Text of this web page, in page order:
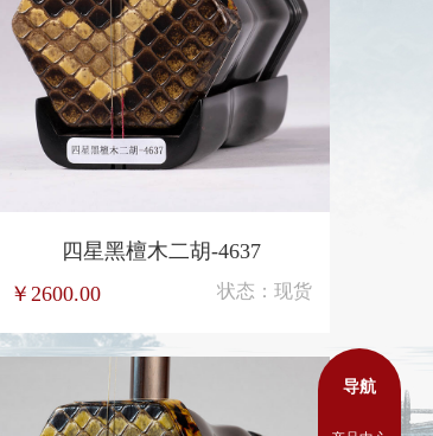
四星黑檀木二胡-4637
￥2600.00
状态：现货
导航